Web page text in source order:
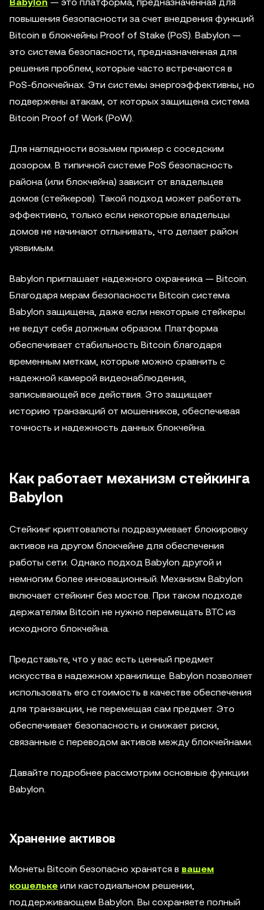
повышения безопасности за счет внедрения функций
Bitcoin в блокчейны Proof of Stake (PoS). Babylon —
это система безопасности, предназначенная для
решения проблем, которые часто встречаются в
PoS-блокчейнах. Эти системы энергоэффективны, но
подвержены атакам, от которых защищена система
Bitcoin Proof of Work (PoW).
Для наглядности возьмем пример с соседским
дозором. В типичной системе PoS безопасность
района (или блокчейна) зависит от владельцев
домов (стейкеров). Такой подход может работать
эффективно, только если некоторые владельцы
домов не начинают отлынивать, что делает район
уязвимым.
Babylon приглашает надежного охранника — Bitcoin.
Благодаря мерам безопасности Bitcoin система
Babylon защищена, даже если некоторые стейкеры
не ведут себя должным образом. Платформа
обеспечивает стабильность Bitcoin благодаря
временным меткам, которые можно сравнить с
надежной камерой видеонаблюдения,
записывающей все действия. Это защищает
историю транзакций от мошенников, обеспечивая
точность и надежность данных блокчейна.
Как работает механизм стейкинга
Babylon
Стейкинг криптовалюты подразумевает блокировку
активов на другом блокчейне для обеспечения
работы сети. Однако подход Babylon другой и
немногим более инновационный. Механизм Babylon
включает стейкинг без мостов. При таком подходе
держателям Bitcoin не нужно перемещать BTC из
исходного блокчейна.
Представьте, что у вас есть ценный предмет
искусства в надежном хранилище. Babylon позволяет
использовать его стоимость в качестве обеспечения
для транзакции, не перемещая сам предмет. Это
обеспечивает безопасность и снижает риски,
связанные с переводом активов между блокчейнами.
Давайте подробнее рассмотрим основные функции
Babylon.
Хранение активов
Монеты Bitcoin безопасно хранятся в вашем
кошельке или кастодиальном решении,
поддерживающем Babylon. Вы сохраняете полный